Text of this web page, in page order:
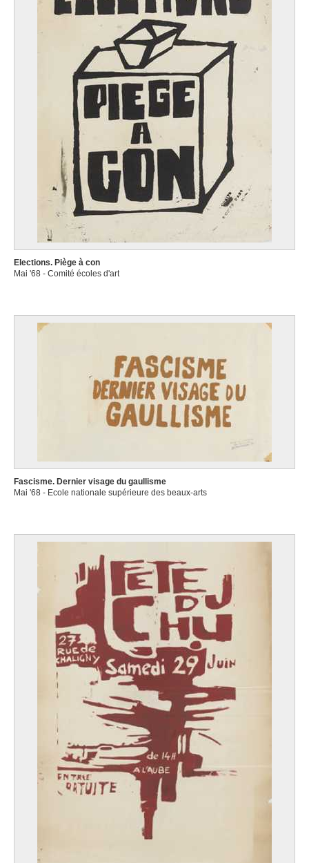
Elections. Piège à con
Mai '68 - Comité écoles d'art
Fascisme. Dernier visage du gaullisme
Mai '68 - Ecole nationale supérieure des beaux-arts